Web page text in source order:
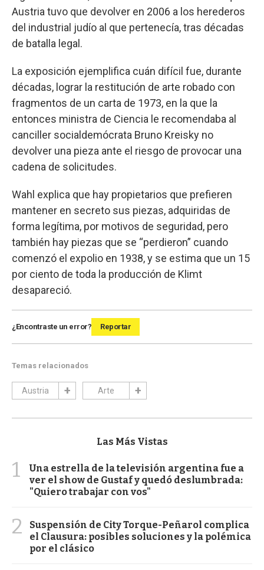
Austria tuvo que devolver en 2006 a los herederos
del industrial judío al que pertenecía, tras décadas
de batalla legal.
La exposición ejemplifica cuán difícil fue, durante
décadas, lograr la restitución de arte robado con
fragmentos de un carta de 1973, en la que la
entonces ministra de Ciencia le recomendaba al
canciller socialdemócrata Bruno Kreisky no
devolver una pieza ante el riesgo de provocar una
cadena de solicitudes.
Wahl explica que hay propietarios que prefieren
mantener en secreto sus piezas, adquiridas de
forma legítima, por motivos de seguridad, pero
también hay piezas que se “perdieron” cuando
comenzó el expolio en 1938, y se estima que un 15
por ciento de toda la producción de Klimt
desapareció.
¿Encontraste un error? Reportar
Temas relacionados
Austria Arte
Las Más Vistas
1
Una estrella de la televisión argentina fue a
ver el show de Gustaf y quedó deslumbrada:
"Quiero trabajar con vos"
2
Suspensión de City Torque-Peñarol complica
el Clausura: posibles soluciones y la polémica
por el clásico